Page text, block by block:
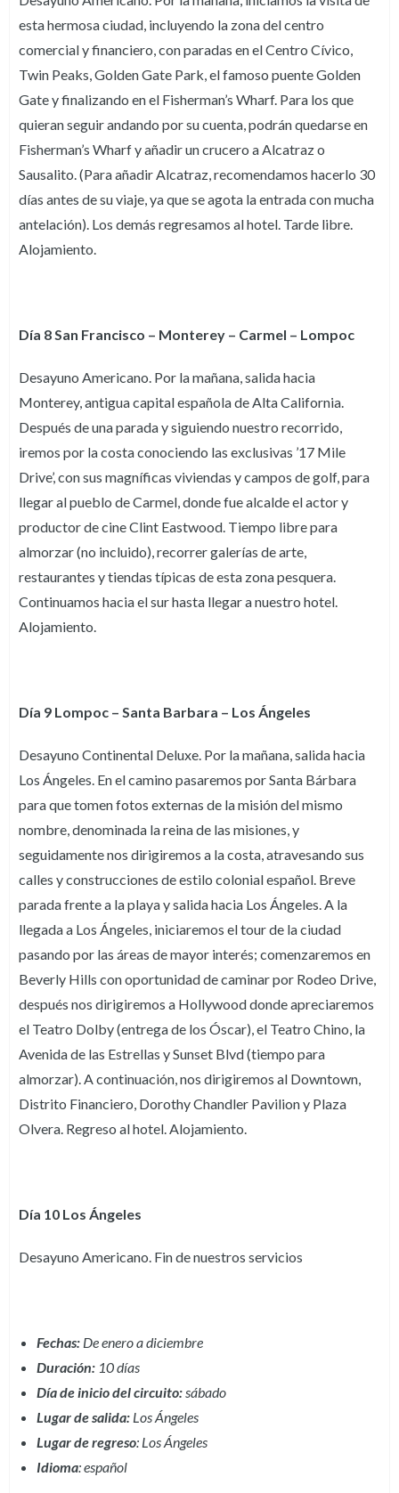
esta hermosa ciudad, incluyendo la zona del centro
comercial y financiero, con paradas en el Centro Cívico,
Twin Peaks, Golden Gate Park, el famoso puente Golden
Gate y finalizando en el Fisherman’s Wharf. Para los que
quieran seguir andando por su cuenta, podrán quedarse en
Fisherman’s Wharf y añadir un crucero a Alcatraz o
Sausalito. (Para añadir Alcatraz, recomendamos hacerlo 30
días antes de su viaje, ya que se agota la entrada con mucha
antelación). Los demás regresamos al hotel. Tarde libre.
Alojamiento.
Día 8 San Francisco – Monterey – Carmel – Lompoc
Desayuno Americano. Por la mañana, salida hacia
Monterey, antigua capital española de Alta California.
Después de una parada y siguiendo nuestro recorrido,
iremos por la costa conociendo las exclusivas ’17 Mile
Drive’, con sus magníficas viviendas y campos de golf, para
llegar al pueblo de Carmel, donde fue alcalde el actor y
productor de cine Clint Eastwood. Tiempo libre para
almorzar (no incluido), recorrer galerías de arte,
restaurantes y tiendas típicas de esta zona pesquera.
Continuamos hacia el sur hasta llegar a nuestro hotel.
Alojamiento.
Día 9 Lompoc – Santa Barbara – Los Ángeles
Desayuno Continental Deluxe. Por la mañana, salida hacia
Los Ángeles. En el camino pasaremos por Santa Bárbara
para que tomen fotos externas de la misión del mismo
nombre, denominada la reina de las misiones, y
seguidamente nos dirigiremos a la costa, atravesando sus
calles y construcciones de estilo colonial español. Breve
parada frente a la playa y salida hacia Los Ángeles. A la
llegada a Los Ángeles, iniciaremos el tour de la ciudad
pasando por las áreas de mayor interés; comenzaremos en
Beverly Hills con oportunidad de caminar por Rodeo Drive,
después nos dirigiremos a Hollywood donde apreciaremos
el Teatro Dolby (entrega de los Óscar), el Teatro Chino, la
Avenida de las Estrellas y Sunset Blvd (tiempo para
almorzar). A continuación, nos dirigiremos al Downtown,
Distrito Financiero, Dorothy Chandler Pavilion y Plaza
Olvera. Regreso al hotel. Alojamiento.
Día 10 Los Ángeles
Desayuno Americano. Fin de nuestros servicios
Fechas: De enero a diciembre
Duración: 10 días
Día de inicio del circuito:sábado
Lugar de salida: Los Ángeles
Lugar de regreso: Los Ángeles
Idioma: español